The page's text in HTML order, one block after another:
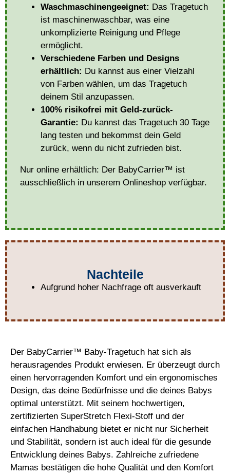
Waschmaschinengeeignet: Das Tragetuch
ist maschinenwaschbar, was eine
unkomplizierte Reinigung und Pflege
ermöglicht.
Verschiedene Farben und Designs
erhältlich: Du kannst aus einer Vielzahl
von Farben wählen, um das Tragetuch
deinem Stil anzupassen.
100% risikofrei mit Geld-zurück-
Garantie: Du kannst das Tragetuch 30 Tage
lang testen und bekommst dein Geld
zurück, wenn du nicht zufrieden bist.
Nur online erhältlich: Der BabyCarrier™ ist
ausschließlich in unserem Onlineshop verfügbar.
Nachteile
Aufgrund hoher Nachfrage oft ausverkauft
Der BabyCarrier™ Baby-Tragetuch hat sich als
herausragendes Produkt erwiesen. Er überzeugt durch
einen hervorragenden Komfort und ein ergonomisches
Design, das deine Bedürfnisse und die deines Babys
optimal unterstützt. Mit seinem hochwertigen,
zertifizierten SuperStretch Flexi-Stoff und der
einfachen Handhabung bietet er nicht nur Sicherheit
und Stabilität, sondern ist auch ideal für die gesunde
Entwicklung deines Babys. Zahlreiche zufriedene
Mamas bestätigen die hohe Qualität und den Komfort